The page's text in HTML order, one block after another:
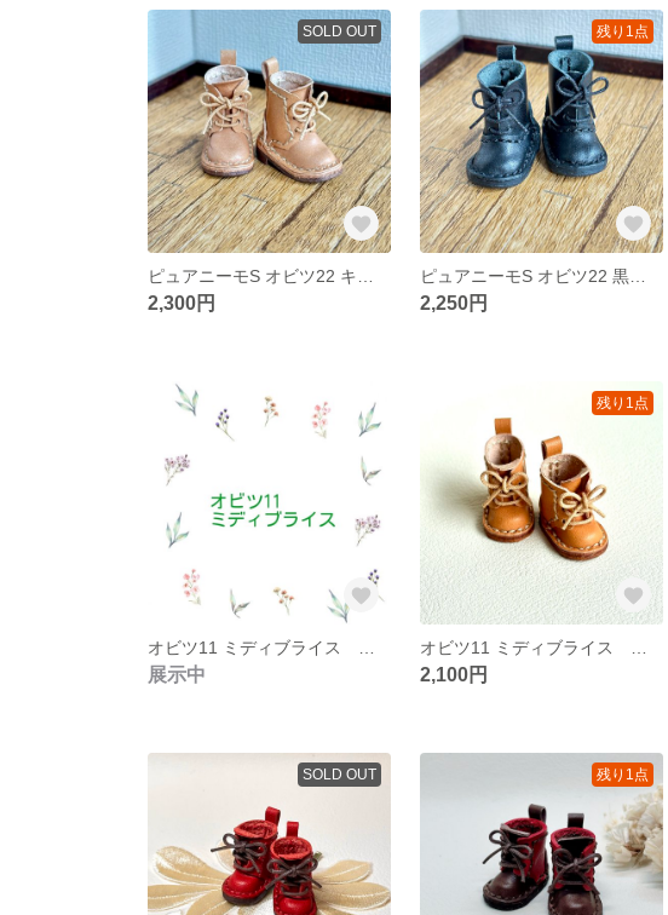
SOLD OUT
2,300円
残り1点
ピュアニーモS オビツ22 黒色 3穴 ブーツ 48
2,250円
展示中
残り1点
2,100円
SOLD OUT 残り1点